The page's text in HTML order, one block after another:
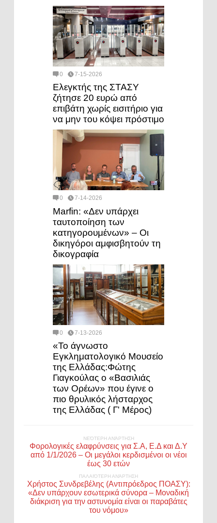
0 7-15-2026
Ελεγκτής της ΣΤΑΣΥ
ζήτησε 20 ευρώ από
επιβάτη χωρίς εισιτήριο για
να μην του κόψει πρόστιμο
0 7-14-2026
Marfin: «Δεν υπάρχει
ταυτοποίηση των
κατηγορουμένων» – Οι
δικηγόροι αμφισβητούν τη
δικογραφία
0 7-13-2026
«Το άγνωστο
Εγκληματολογικό Μουσείο
της Ελλάδας:Φώτης
Γιαγκούλας ο «Βασιλιάς
των Ορέων» που έγινε ο
πιο θρυλικός λήσταρχος
της Ελλάδας ( Γ' Μέρος)
ΝΕΌΤΕΡΗ ΑΝΆΡΤΗΣΗ
Φορολογικές ελαφρύνσεις για Σ.Α, Ε.Δ και Δ.Υ
από 1/1/2026 – Οι μεγάλοι κερδισμένοι οι νέοι
έως 30 ετών
ΠΑΛΑΙΌΤΕΡΗ ΑΝΆΡΤΗΣΗ
Χρήστος Συνδρεβέλης (Αντιπρόεδρος ΠΟΑΣΥ):
«Δεν υπάρχουν εσωτερικά σύνορα – Μοναδική
διάκριση για την αστυνομία είναι οι παραβάτες
του νόμου»